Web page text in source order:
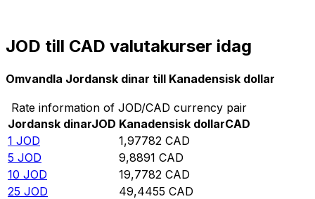
JOD till CAD valutakurser idag
Omvandla Jordansk dinar till Kanadensisk dollar
Rate information of JOD/CAD currency pair
Jordansk dinarJOD Kanadensisk dollarCAD
1 JOD 1,97782 CAD
5 JOD 9,8891 CAD
10 JOD 19,7782 CAD
25 JOD 49,4455 CAD